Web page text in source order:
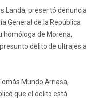
Landa, presentó denuncia
General de la República
homóloga de Morena,
delito de ultrajes a
Mundo Arriasa,
que el delito está